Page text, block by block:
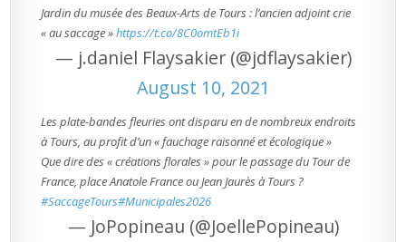
Jardin du musée des Beaux-Arts de Tours : l’ancien adjoint crie
« au saccage »https://t.co/8C0omtEb1i
— j.daniel Flaysakier (@jdflaysakier)
August 10, 2021
Les plate-bandes fleuries ont disparu en de nombreux endroits
à Tours, au profit d’un « fauchage raisonné et écologique »
Que dire des « créations florales » pour le passage du Tour de
France, place Anatole France ou Jean Jaurès à Tours ?
#SaccageTours#Municipales2026
— JoPopineau (@JoellePopineau)